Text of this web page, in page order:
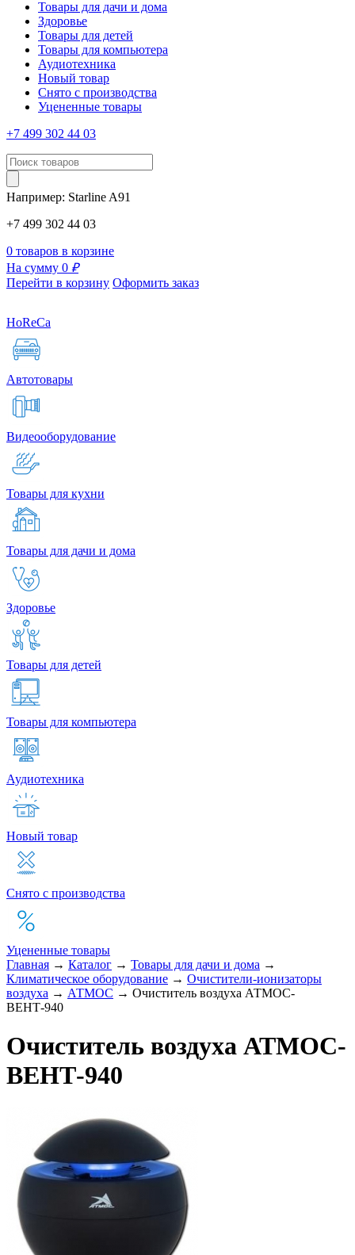
Товары для дачи и дома
Здоровье
Товары для детей
Товары для компьютера
Аудиотехника
Новый товар
Снято с производства
Уцененные товары
+7 499 302 44 03
Например: Starline A91
+7 499 302 44 03
0 товаров в корзине
На сумму 0 ₽
Перейти в корзину Оформить заказ
HoReCa
Автотовары
Видеооборудование
Товары для кухни
Товары для дачи и дома
Здоровье
Товары для детей
Товары для компьютера
Аудиотехника
Новый товар
Снято с производства
Уцененные товары
Главная → Каталог → Товары для дачи и дома →
Климатическое оборудование → Очистители-ионизаторы
воздуха → АТМОС → Очиститель воздуха АТМОС-
ВЕНТ-940
Очиститель воздуха АТМОС-
ВЕНТ-940